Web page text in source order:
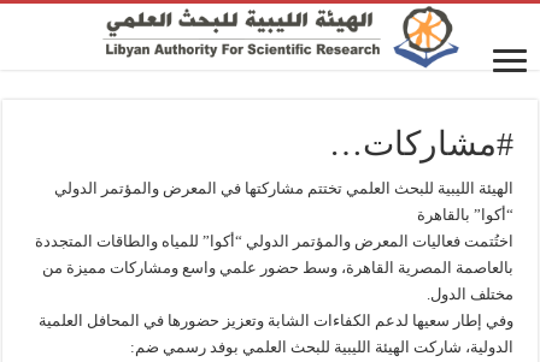
#مشاركات…
الهيئة الليبية للبحث العلمي تختتم مشاركتها في المعرض والمؤتمر الدولي
“أكوا” بالقاهرة
اختُتمت فعاليات المعرض والمؤتمر الدولي “أكوا” للمياه والطاقات المتجددة
بالعاصمة المصرية القاهرة، وسط حضور علمي واسع ومشاركات مميزة من
مختلف الدول.
وفي إطار سعيها لدعم الكفاءات الشابة وتعزيز حضورها في المحافل العلمية
الدولية، شاركت الهيئة الليبية للبحث العلمي بوفد رسمي ضم: